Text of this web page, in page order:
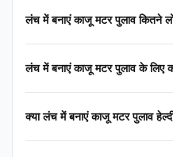
लंच में बनाएं काजू मटर पुलाव कितने
लंच में बनाएं काजू मटर पुलाव के लिए
क्या लंच में बनाएं काजू मटर पुलाव